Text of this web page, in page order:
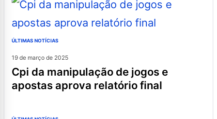
ÚLTIMAS NOTÍCIAS
19 de março de 2025
cpi da manipulação de jogos e
apostas aprova relatório final